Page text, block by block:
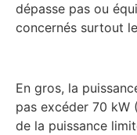
dépasse pas ou
concernés surtout
En gros, la
pas excéder 70 kW
de la puissance